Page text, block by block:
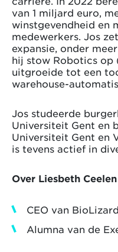
van 1 miljard euro,
winstgevendheid en
medewerkers. Jos
expansie, onder
hij stow Robotics op
uitgroeide tot een
warehouse-
Jos studeerde
Universiteit Gent en
Universiteit Gent en
is tevens actief in
Over Liesbeth Ceelen
CEO van BioLizard
Alumna van de